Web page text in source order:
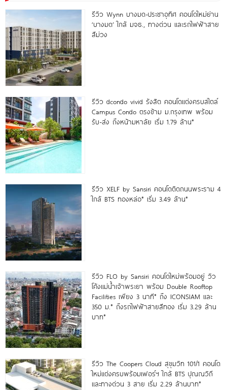
รีวิว Wynn บางมด-ประชาอุทิศ คอนโดใหม่ย่าน
‘บางมด’ ใกล้ มจธ., ทางด่วน และรถไฟฟ้าสาย
สีม่วง
รีวิว dcondo vivid รังสิต คอนโดแต่งครบสไตล์
Campus Condo ตรงข้าม ม.กรุงเทพ พร้อม
รับ-ส่ง ถึงหน้ามหาลัย เริ่ม 1.79 ล้าน*
รีวิว XELF by Sansiri คอนโดติดถนนพระราม 4
ใกล้ BTS ทองหล่อ* เริ่ม 3.49 ล้าน*
รีวิว FLO by Sansiri คอนโดใหม่พร้อมอยู่ วิว
โค้งแม่น้ำเจ้าพระยา พร้อม Double Rooftop
Facilities เพียง 3 นาที* ถึง ICONSIAM และ
350 ม.* ถึงรถไฟฟ้าสายสีทอง เริ่ม 3.29 ล้าน
บาท*
รีวิว The Coopers Cloud สุขุมวิท 101/1 คอนโด
ใหม่แต่งครบพร้อมเฟอร์ฯ ใกล้ BTS ปุณณวิถี
และทางด่วน 3 สาย เริ่ม 2.29 ล้านบาท*